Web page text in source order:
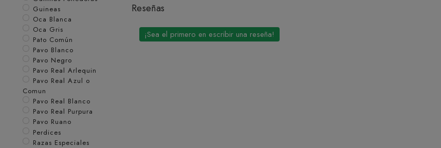
Guineas
Oca Blanca
Oca Gris
Pato Común
Pavo Blanco
Pavo Negro
Pavo Real Arlequin
Pavo Real Azul o
Comun
Pavo Real Blanco
Pavo Real Purpura
Pavo Ruano
Perdices
Razas Especiales
Reseñas
¡Sea el primero en escribir una reseña!